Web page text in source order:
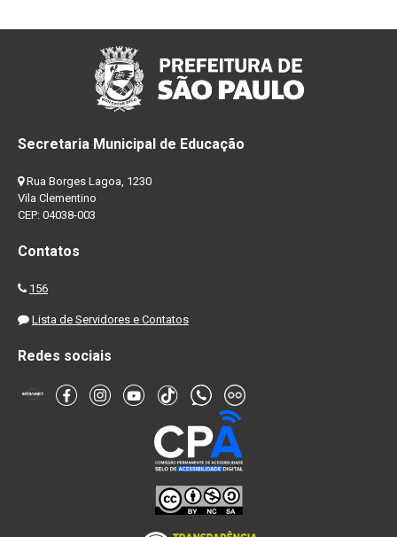
Secretaria Municipal de Educação
Rua Borges Lagoa, 1230
Vila Clementino
CEP: 04038-003
Contatos
156
Lista de Servidores e Contatos
Redes sociais